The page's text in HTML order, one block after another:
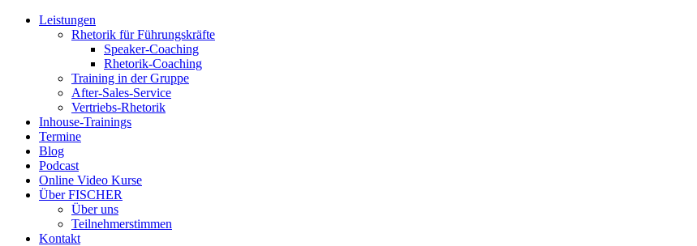
Leistungen
Rhetorik für Führungskräfte
Speaker-Coaching
Rhetorik-Coaching
Training in der Gruppe
After-Sales-Service
Vertriebs-Rhetorik
Inhouse-Trainings
Termine
Blog
Podcast
Online Video Kurse
Über FISCHER
Über uns
Teilnehmerstimmen
Kontakt